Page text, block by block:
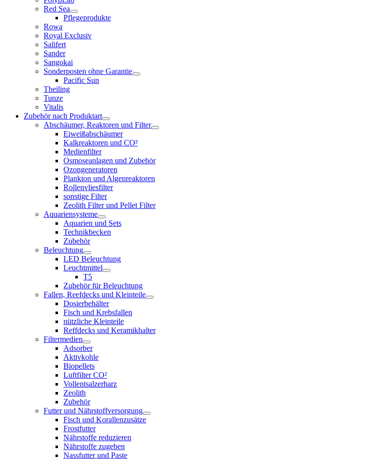
Red Sea
Pflegeprodukte
Rowa
Royal Exclusiv
Salifert
Sander
Sangokai
Sonderposten ohne Garantie
Pacific Sun
Theiling
Tunze
Vitalis
Zubehör nach Produktart
Abschäumer, Reaktoren und Filter
Eiweißabschäumer
Kalkreaktoren und CO²
Medienfilter
Osmoseanlagen und Zubehör
Ozongeneratoren
Plankton und Algenreaktoren
Rollenvliesfilter
sonstige Filter
Zeolith Filter und Pellet Filter
Aquariensysteme
Aquarien und Sets
Technikbecken
Zubehör
Beleuchtung
LED Beleuchtung
Leuchtmittel
T5
Zubehör für Beleuchtung
Fallen, Reefdecks und Kleinteile
Dosierbehälter
Fisch und Krebsfallen
nützliche Kleinteile
Reffdecks und Keramikhalter
Filtermedien
Adsorber
Aktivkohle
Biopellets
Luftfilter CO²
Vollentsalzerharz
Zeolith
Zubehör
Futter und Nährstoffversorgung
Fisch und Korallenzusätze
Frostfutter
Nährstoffe reduzieren
Nährstoffe zugeben
Nassfutter und Paste